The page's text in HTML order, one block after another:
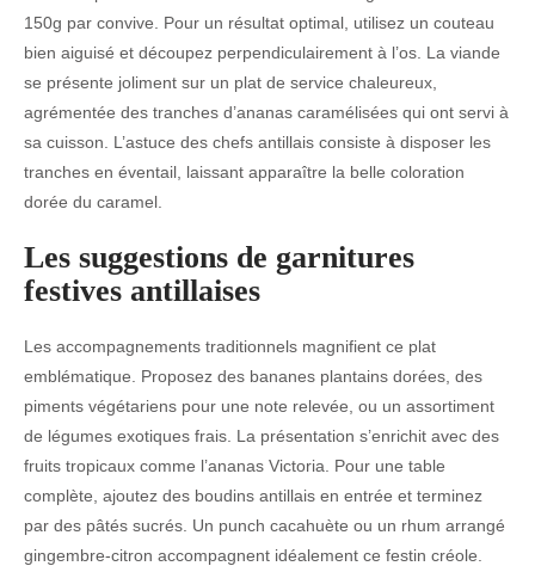
150g par convive. Pour un résultat optimal, utilisez un couteau
bien aiguisé et découpez perpendiculairement à l’os. La viande
se présente joliment sur un plat de service chaleureux,
agrémentée des tranches d’ananas caramélisées qui ont servi à
sa cuisson. L’astuce des chefs antillais consiste à disposer les
tranches en éventail, laissant apparaître la belle coloration
dorée du caramel.
Les suggestions de garnitures
festives antillaises
Les accompagnements traditionnels magnifient ce plat
emblématique. Proposez des bananes plantains dorées, des
piments végétariens pour une note relevée, ou un assortiment
de légumes exotiques frais. La présentation s’enrichit avec des
fruits tropicaux comme l’ananas Victoria. Pour une table
complète, ajoutez des boudins antillais en entrée et terminez
par des pâtés sucrés. Un punch cacahuète ou un rhum arrangé
gingembre-citron accompagnent idéalement ce festin créole.